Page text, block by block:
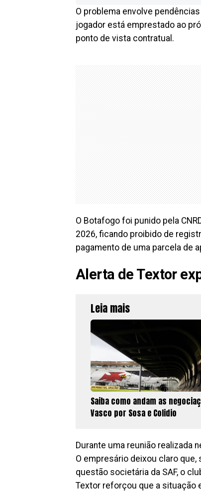
O problema envolve
jogador está emprestado ao
ponto de vista contratual.
O Botafogo foi punido pela
2026, ficando proibido de
pagamento de uma parcela de
Alerta de Textor
Leia mais
Saiba como andam as
Vasco por Sosa e Colidio
Durante uma reunião realizada
O empresário deixou claro
questão societária da SAF, o
Textor reforçou que a situação